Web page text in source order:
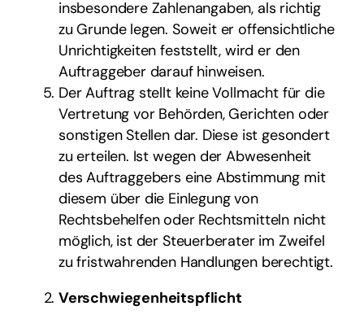
insbesondere Zahlenangaben, als richtig
zu Grunde legen. Soweit er offensichtliche
Unrichtigkeiten feststellt, wird er den
Auftraggeber darauf hinweisen.
Der Auftrag stellt keine Vollmacht für die
Vertretung vor Behörden, Gerichten oder
sonstigen Stellen dar. Diese ist gesondert
zu erteilen. Ist wegen der Abwesenheit
des Auftraggebers eine Abstimmung mit
diesem über die Einlegung von
Rechtsbehelfen oder Rechtsmitteln nicht
möglich, ist der Steuerberater im Zweifel
zu fristwahrenden Handlungen berechtigt.
Verschwiegenheitspflicht